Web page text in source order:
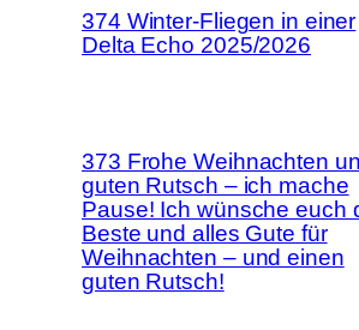
374 Winter-Fliegen in einer
Delta Echo 2025/2026
373 Frohe Weihnachten
guten Rutsch – ich mache
Pause! Ich wünsche euch
Beste und alles Gute für
Weihnachten – und einen
guten Rutsch!